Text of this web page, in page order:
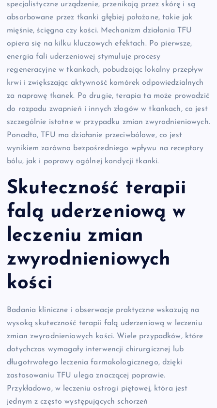
specjalistyczne urządzenie, przenikają przez skórę i są
absorbowane przez tkanki głębiej położone, takie jak
mięśnie, ścięgna czy kości. Mechanizm działania TFU
opiera się na kilku kluczowych efektach. Po pierwsze,
energia fali uderzeniowej stymuluje procesy
regeneracyjne w tkankach, pobudzając lokalny przepływ
krwi i zwiększając aktywność komórek odpowiedzialnych
za naprawę tkanek. Po drugie, terapia ta może prowadzić
do rozpadu zwapnień i innych złogów w tkankach, co jest
szczególnie istotne w przypadku zmian zwyrodnieniowych.
Ponadto, TFU ma działanie przeciwbólowe, co jest
wynikiem zarówno bezpośredniego wpływu na receptory
bólu, jak i poprawy ogólnej kondycji tkanki.
Skuteczność terapii
falą uderzeniową w
leczeniu zmian
zwyrodnieniowych
kości
Badania kliniczne i obserwacje praktyczne wskazują na
wysoką skuteczność terapii falą uderzeniową w leczeniu
zmian zwyrodnieniowych kości. Wiele przypadków, które
dotychczas wymagały interwencji chirurgicznej lub
długotrwałego leczenia farmakologicznego, dzięki
zastosowaniu TFU ulega znaczącej poprawie.
Przykładowo, w leczeniu ostrogi piętowej, która jest
jednym z często występujących schorzeń